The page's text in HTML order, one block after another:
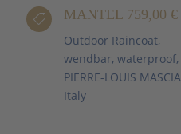
 MANTEL 759,00 €
Outdoor Raincoat,
wendbar, waterproof,
PIERRE-LOUIS MASCIA
Italy